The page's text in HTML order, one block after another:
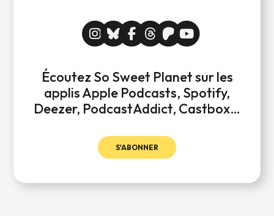
Écoutez So Sweet Planet sur les
applis Apple Podcasts, Spotify,
Deezer, PodcastAddict, Castbox…
S'ABONNER